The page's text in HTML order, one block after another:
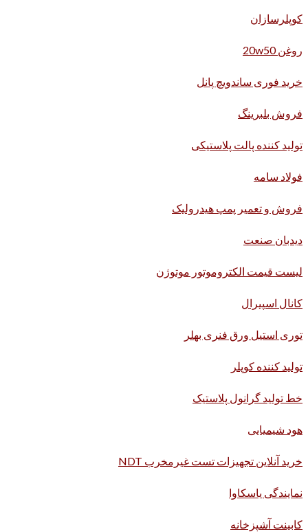
کوپلرسازان
روغن 20w50
خرید فوری ساندویچ پانل
فروش بلبرینگ
تولید کننده پالت پلاستیکی
فولاد سامه
فروش و تعمیر پمپ هیدرولیک
دیدبان صنعت
لیست قیمت الکتروموتور موتوژن
کانال اسپیرال
توری استیل ورق فنری بهلر
تولید کننده کوپلر
خط تولید گرانول پلاستیک
هود شیمیایی
خرید آنلاین تجهیزات تست غیرمخرب NDT
نمایندگی یاسکاوا
کابینت آشپزخانه